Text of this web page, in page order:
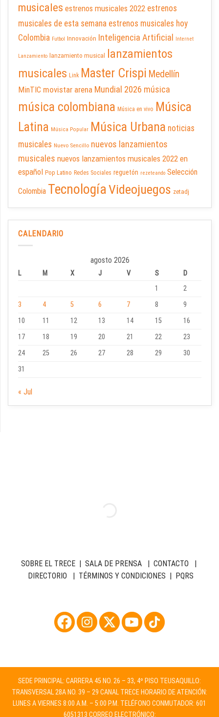
musicales estrenos musicales 2022 estrenos
musicales de esta semana estrenos musicales hoy
Colombia Futbol Innovación Inteligencia Artificial Internet
Lanzamiento lanzamiento musical
lanzamientos
musicales Link Master Crispi Medellín
MinTIC movistar arena Mundial 2026 música
música colombiana Música en vivo Música
Latina Música Popular Música Urbana noticias
musicales Nuevo Sencillo nuevos lanzamientos
musicales nuevos lanzamientos musicales 2022 en
español Pop Latino Redes Sociales reguetón rezeteando Selección
Colombia TecnologíaVideojuegos zetadj
CALENDARIO
agosto 2026
L M X J V S
D
1
2
3
4 5 6 7 8
9
10
11 12 13 14 15
16
17
18 19 20 21 22
23
24
25 26 27 28 29
30
31
« Jul
SOBRE EL TRECE| SALA DE PRENSA| CONTACTO |
DIRECTORIO | TÉRMINOS Y CONDICIONES | PQRS
SEDE PRINCIPAL: CARRERA 45 NO. 26 – 33, 4º PISO TEUSAQUILLO:
TRANSVERSAL 28A NO. 39 – 29 CANAL TRECE HORARIO DE ATENCIÓN:
LUNES A VIERNES 8:00 A.M. – 5:00 P.M. TELÉFONO CONMUTADOR: 601
6051313 CORREO ELECTRÓNICO: